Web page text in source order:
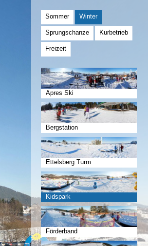
Sommer Winter
Sprungschanze Kurbetrieb
Freizeit
Apres Ski
Bergstation
Ettelsberg Turm
Kidspark
Förderband